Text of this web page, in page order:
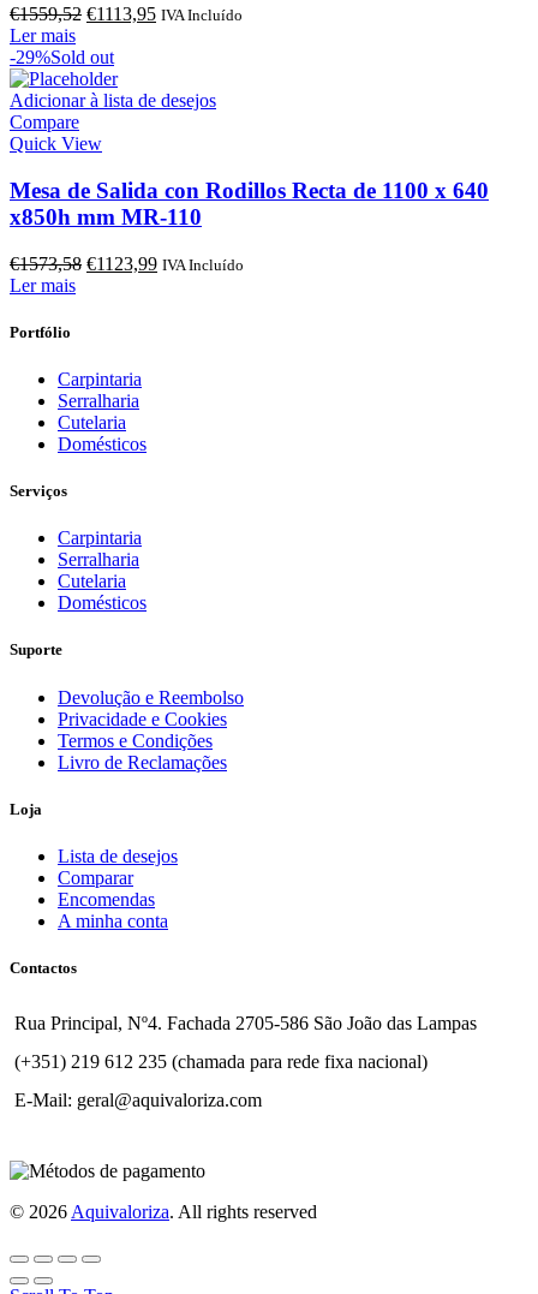
€1559,52 O
original
era:
€1559,52.
€1113,95O
€1113,95.
IVA Incluído
Ler mais
-29%Sold out
Adicionar à lista de desejos
Compare
Quick View
Mesa de Salida con Rodillos Recta de 1100 x 640
x850h mm MR-110
€1573,58 O
€1123,99OIVA Incluído
Ler mais
Portfólio
Carpintaria
Serralharia
Cutelaria
Domésticos
Serviços
Carpintaria
Serralharia
Cutelaria
Domésticos
Suporte
Devolução e Reembolso
Privacidade e Cookies
Termos e Condições
Livro de Reclamações
Loja
Lista de desejos
Comparar
Encomendas
A minha conta
Contactos
Rua Principal, Nº4. Fachada 2705-586 São João das Lampas
(+351) 219 612 235 (chamada para rede fixa nacional)
E-Mail: geral@aquivaloriza.com
© 2026 Aquivaloriza. All rights reserved